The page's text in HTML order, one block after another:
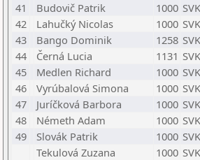
41
Budovič Patrik 1000 SVK
42
Lahučký Nicolas 1000 SVK
43
Bango Dominik 1258 SVK
44
Černá Lucia 1131 SVK
45
Medlen Richard 1000 SVK
46
Vyrúbalová Simona 1000 SVK
47
Juríčková Barbora 1000 SVK
48
Németh Adam 1000 SVK
49
Slovák Patrik 1000 SVK
Tekulová Zuzana
1000 SVK